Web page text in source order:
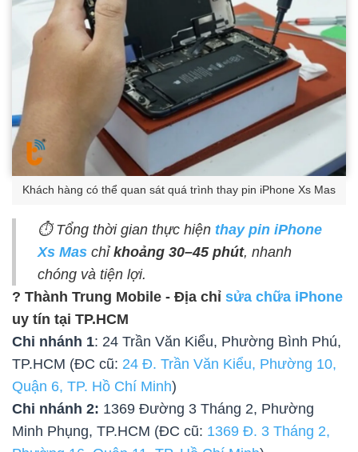
Khách hàng có thể quan sát quá trình thay pin iPhone Xs Mas
⏱️ Tổng thời gian thực hiện thay pin iPhone
Xs Mas chỉkhoảng 30–45 phút, nhanh
chóng và tiện lợi.
? Thành Trung Mobile - Địa chỉ sửa chữa iPhone
uy tín tại TP.HCM
Chi nhánh 1: 24 Trần Văn Kiểu, Phường Bình Phú,
TP.HCM (ĐC cũ: 24 Đ. Trần Văn Kiểu, Phường 10,
Quận 6, TP. Hồ Chí Minh)
Chi nhánh 2: 1369 Đường 3 Tháng 2, Phường
Minh Phụng, TP.HCM (ĐC cũ: 1369 Đ. 3 Tháng 2,